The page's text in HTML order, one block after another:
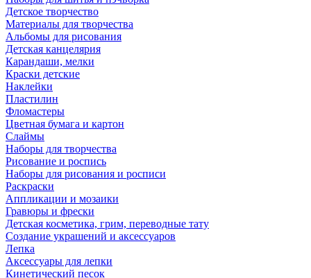
Детское творчество
Материалы для творчества
Альбомы для рисования
Детская канцелярия
Карандаши, мелки
Краски детские
Наклейки
Пластилин
Фломастеры
Цветная бумага и картон
Слаймы
Наборы для творчества
Рисование и роспись
Наборы для рисования и росписи
Раскраски
Аппликации и мозаики
Гравюры и фрески
Детская косметика, грим, переводные тату
Создание украшений и аксессуаров
Лепка
Аксессуары для лепки
Кинетический песок